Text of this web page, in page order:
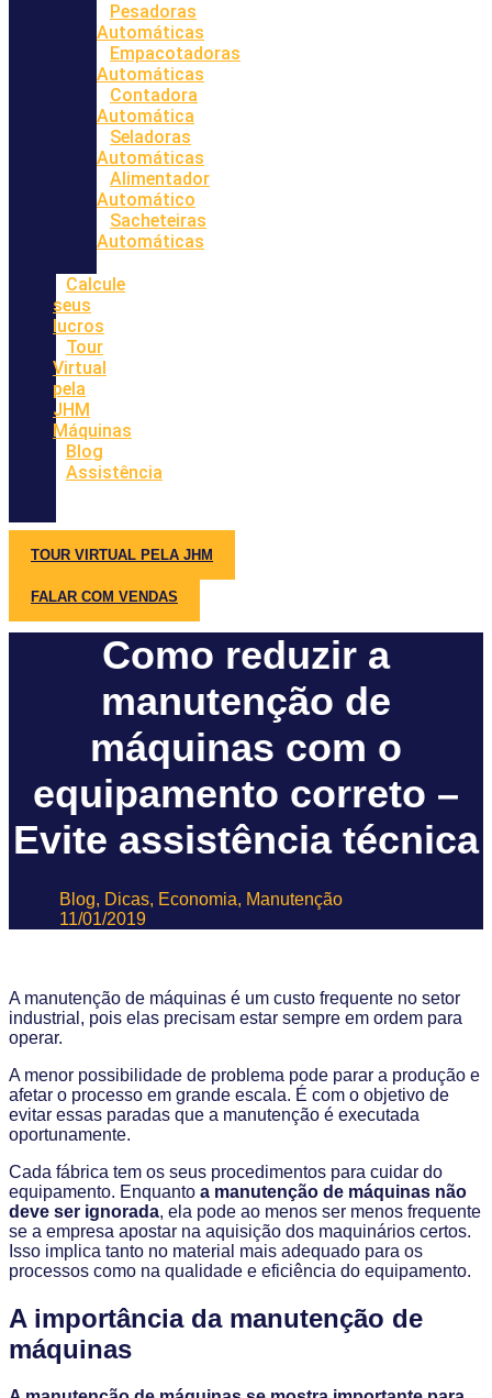
Pesadoras
Automáticas
Empacotadoras
Automáticas
Contadora
Automática
Seladoras
Automáticas
Alimentador
Automático
Sacheteiras
Automáticas
Calcule
seus
lucros
Tour
Virtual
pela
JHM
Máquinas
Blog
Assistência
TOUR VIRTUAL PELA JHM
FALAR COM VENDAS
Como reduzir a
manutenção de
máquinas com o
equipamento correto –
Evite assistência técnica
Blog, Dicas, Economia, Manutenção
11/01/2019
A manutenção de máquinas é um custo frequente no setor
industrial, pois elas precisam estar sempre em ordem para
operar.
A menor possibilidade de problema pode parar a produção e
afetar o processo em grande escala. É com o objetivo de
evitar essas paradas que a manutenção é executada
oportunamente.
Cada fábrica tem os seus procedimentos para cuidar do
equipamento. Enquanto a manutenção de máquinas não
deve ser ignorada, ela pode ao menos ser menos frequente
se a empresa apostar na aquisição dos maquinários certos.
Isso implica tanto no material mais adequado para os
processos como na qualidade e eficiência do equipamento.
A importância da manutenção de
máquinas